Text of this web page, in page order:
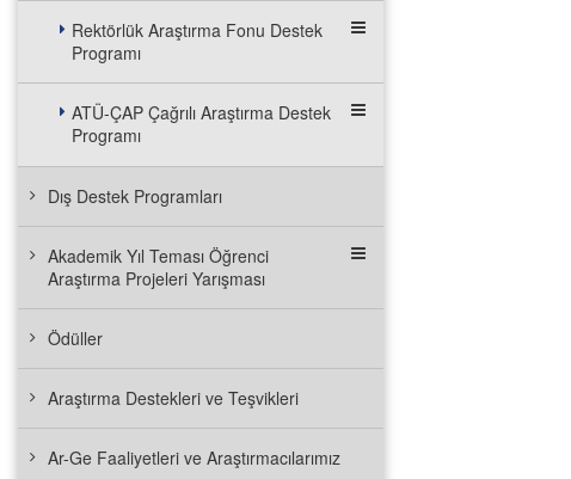
Rektörlük Araştırma Fonu Destek
Programı
ATÜ-ÇAP Çağrılı Araştırma Destek
Programı
Dış Destek Programları
Akademik Yıl Teması Öğrenci
Araştırma Projeleri Yarışması
Ödüller
Araştırma Destekleri ve Teşvikleri
Ar-Ge Faaliyetleri ve Araştırmacılarımız